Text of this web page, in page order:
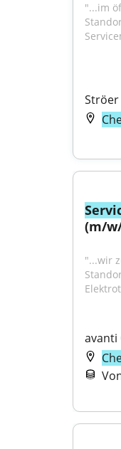
"...im
Ströer
(m/
"...wir
avanti